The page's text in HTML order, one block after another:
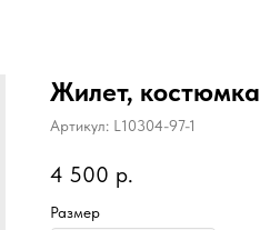
Жилет, костюмка
Артикул: L10304-97-1
4 500 р.
Размер